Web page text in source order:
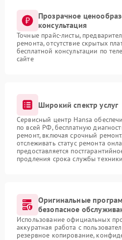
Прозрачное
консультация
Точные прайс-листы,
ремонта, отсутствие скрытых
бесплатной консультации по
сайте
Широкий спектр услуг
Сервисный центр Hansa
по всей РФ, бесплатную
ремонт, включая срочный
отслеживать статус ремонта
предоставляется
продления срока службы техники
Оригинальные
безопасное
Использование официальных
аккуратная работа с
резервное копирование,